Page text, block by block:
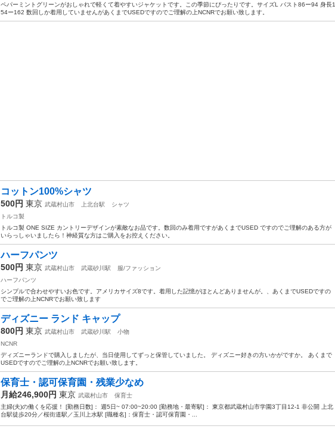
ペパーミントグリーンがおしゃれで軽くて着やすいジャケットです。この季節にぴったりです。サイズL バスト86ー94 身長1
54ー162 数回しか着用していませんがあくまでUSEDですのでご理解の上NCNRでお願い致します。
コットン100%シャツ
500円 東京 武蔵村山市 上北台駅
シャツ
トルコ製
トルコ製 ONE SIZE カントリーデザインが素敵なお品です。数回のみ着用ですがあくまでUSED ですのでご理解のある方が
いらっしゃいましたら！神経質な方はご購入をお控えください。
ハーフパンツ
500円 東京 武蔵村山市 武蔵砂川駅
服/ファッション
ハーフパンツ
シンプルで合わせやすいお色です。アメリカサイズ8です。着用した記憶がほとんどありませんが。、あくまでUSEDですの
でご理解の上NCNRでお願い致します
ディズニー ランド キャップ
800円 東京 武蔵村山市 武蔵砂川駅
小物
NCNR
ディズニーランドで購入しましたが、当日使用してずっと保管していました。 ディズニー好きの方いかがですか。 あくまで
USEDですのでご理解の上NCNRでお願い致します。
保育士・認可保育園・残業少なめ
月給246,900円 東京 武蔵村山市
保育士
主婦(夫)の働くを応援！ [勤務日数]： 週5日~ 07:00~20:00 [勤務地・最寄駅]： 東京都武蔵村山市学園3丁目12-1 非公開 上北
台駅徒歩20分／桜街道駅／玉川上水駅 [職種名]：保育士・認可保育園・...